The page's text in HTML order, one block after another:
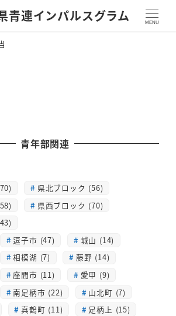
青連インパルスグラム MENU
青年部関連
県北ブロック (56)
県西ブロック (70)
逗子市 (47)
城山 (14)
相模湖 (7)
藤野 (14)
座間市 (11)
愛甲 (9)
南足柄市 (22)
山北町 (7)
真鶴町 (11)
足柄上 (15)